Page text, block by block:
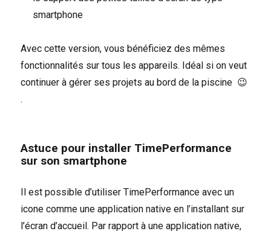
smartphone
Avec cette version, vous bénéficiez des mêmes
fonctionnalités sur tous les appareils. Idéal si on veut
continuer à gérer ses projets au bord de la piscine 😉
.
Astuce pour installer TimePerformance
sur son smartphone
Il est possible d’utiliser TimePerformance avec un
icone comme une application native en l’installant sur
l’écran d’accueil. Par rapport à une application native,